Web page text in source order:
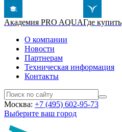
Академия PRO AQUAГде купить
О компании
Новости
Партнерам
Техническая информация
Контакты
Москва: +7 (495) 602-95-73
Выберите ваш город